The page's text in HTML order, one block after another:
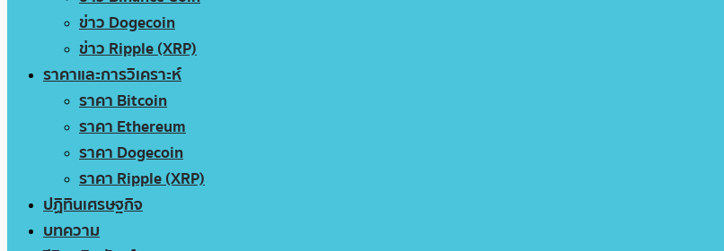
ข่าว Dogecoin
ข่าว Ripple (XRP)
ราคาและการวิเคราะห์
ราคา Bitcoin
ราคา Ethereum
ราคา Dogecoin
ราคา Ripple (XRP)
ปฏิทินเศรษฐกิจ
บทความ